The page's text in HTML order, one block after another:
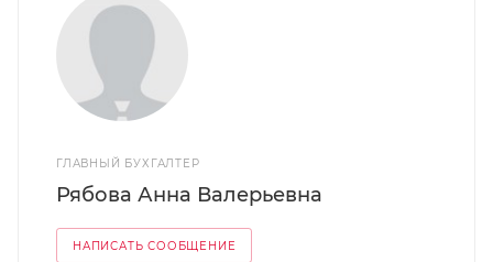
ГЛАВНЫЙ БУХГАЛТЕР
Рябова Анна Валерьевна
НАПИСАТЬ СООБЩЕНИЕ